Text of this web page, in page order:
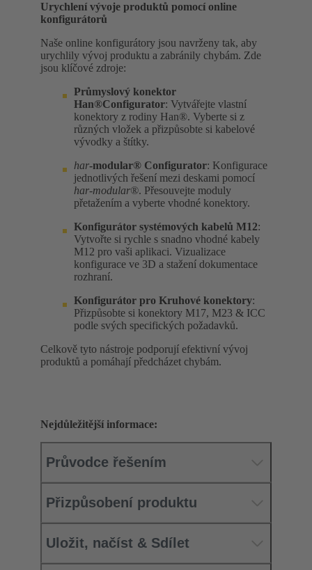
Urychlení vývoje produktů pomocí online
konfigurátorů
Naše online konfigurátory jsou navrženy tak, aby
urychlily vývoj produktu a zabránily chybám. Zde
jsou klíčové zdroje:
Průmyslový konektor
Han®Configurator: Vytvářejte vlastní
konektory z rodiny Han®. Vyberte si z
různých vložek a přizpůsobte si kabelové
vývodky a štítky.
har-modular® Configurator: Konfigurace
jednotlivých řešení mezi deskami pomocí
har-modular®. Přesouvejte moduly
přetažením a vyberte vhodné konektory.
Konfigurátor systémových kabelů M12:
Vytvořte si rychle s snadno vhodné kabely
M12 pro vaši aplikaci. Vizualizace
konfigurace ve 3D a stažení dokumentace
rozhraní.
Konfigurátor pro Kruhové konektory:
Přizpůsobte si konektory M17, M23 & ICC
podle svých specifických požadavků.
Celkově tyto nástroje podporují efektivní vývoj
produktů a pomáhají předcházet chybám.
Nejdůležitější informace:
Průvodce řešením
Přizpůsobení produktu
Uložit, načíst & Sdílet